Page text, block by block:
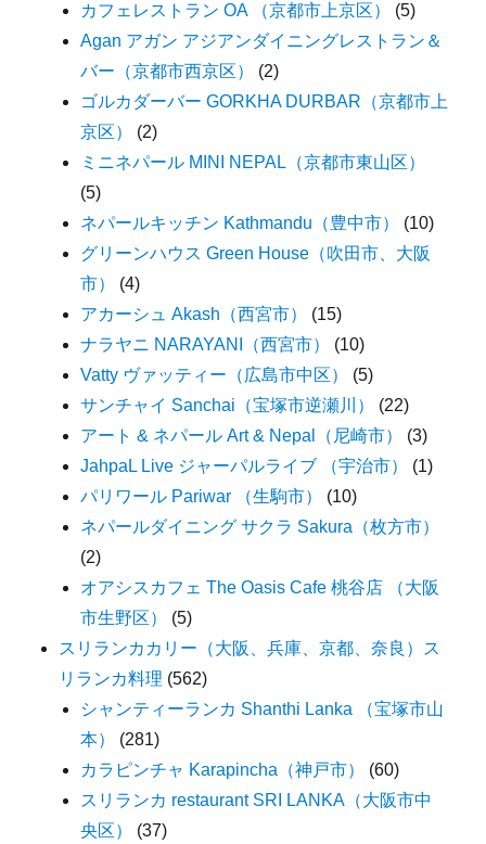
カフェレストラン OA （京都市上京区）
(5)
Agan アガン アジアンダイニングレストラン＆
バー（京都市西京区）
(2)
ゴルカダーバー GORKHA DURBAR（京都市上
京区）
(2)
ミニネパール MINI NEPAL（京都市東山区）
(5)
ネパールキッチン Kathmandu（豊中市）
(10)
グリーンハウス Green House（吹田市、大阪
市）
(4)
アカーシュ Akash（西宮市）
(15)
ナラヤニ NARAYANI（西宮市）
(10)
Vatty ヴァッティー（広島市中区）
(5)
サンチャイ Sanchai（宝塚市逆瀬川）
(22)
アート & ネパール Art & Nepal（尼崎市）
(3)
JahpaL Live ジャーパルライブ （宇治市）
(1)
パリワール Pariwar （生駒市）
(10)
ネパールダイニング サクラ Sakura（枚方市）
(2)
オアシスカフェ The Oasis Cafe 桃谷店 （大阪
市生野区）
(5)
スリランカカリー（大阪、兵庫、京都、奈良）ス
リランカ料理 (562)
シャンティーランカ Shanthi Lanka （宝塚市山
本）
(281)
カラピンチャ Karapincha（神戸市）
(60)
スリランカ restaurant SRI LANKA（大阪市中
央区）
(37)